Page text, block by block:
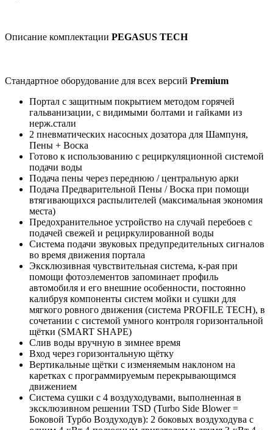
Описание комплектации PEGASUS TECH
Стандартное оборудование для всех версий Premium
Портал с защитным покрытием методом горячей
гальванизации, с видимыми болтами и гайками из
нерж.стали
2 пневматических насосных дозатора для Шампуня,
Пены + Воска
Готово к использованию с рециркуляционной системой
подачи воды
Подача пены через переднюю / центральную арки
Подача Предварительной Пены / Воска при помощи
втягивающихся распылителей (максимальная экономия
места)
Предохранительное устройство на случай перебоев с
подачей свежей и рециркулированной воды
Система подачи звуковых предупредительных сигналов
во время движения портала
Эксклюзивная чувствительная система, к-рая при
помощи фотоэлементов запоминает профиль
автомобиля и его внешние особенности, постоянно
калибруя компоненты систем мойки и сушки для
мягкого ровного движения (система PROFILE TECH), в
сочетании с системой умного контроля горизонтальной
щётки (SMART SHAPE)
Слив воды вручную в зимнее время
Вход через горизонтальную щётку
Вертикальные щётки с изменяемым наклоном на
каретках с программируемым перекрывающимся
движением
Система сушки с 4 воздуходувами, выполненная в
эксклюзивном решении TSD (Turbo Side Blower =
Боковой Турбо Воздуходув): 2 боковых воздуходува с